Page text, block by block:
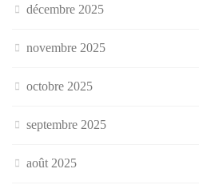
décembre 2025
novembre 2025
octobre 2025
septembre 2025
août 2025